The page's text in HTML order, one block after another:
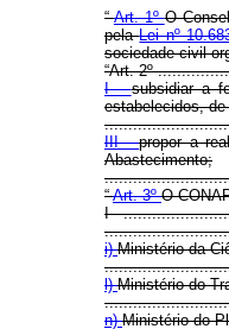
“Art. 1ºO
pelaLei nº
sociedade civil
“Art. 2º
I -subsidiar a
estabelecidos,
III -propor a
Abastecimento;
“Art. 3ºO
I -
i)Ministério da
l)Ministério do
n)Ministério do